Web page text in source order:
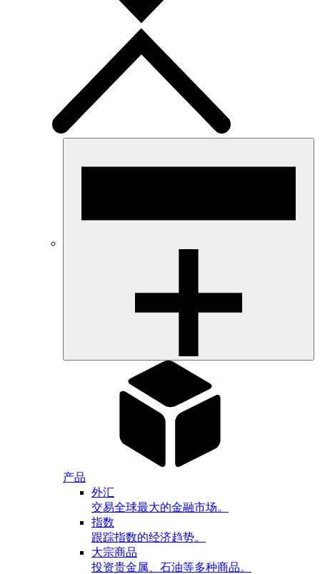
产品
外汇
交易全球最大的金融市场。
指数
跟踪指数的经济趋势。
大宗商品
投资贵金属、石油等多种商品。